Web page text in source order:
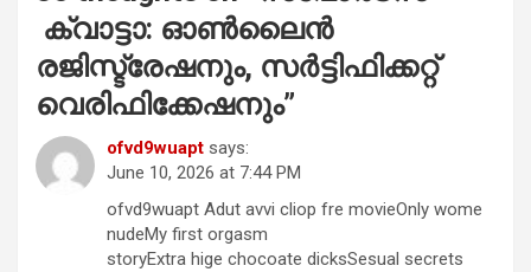
ക്വാട്ടാ: ഓൺലൈൻ
രജിസ്ട്രേഷനും, സർട്ടിഫിക്കറ്റ്
വെരിഫിക്കേഷനും”
ofvd9wuapt says:
June 10, 2026 at 7:44 PM
ofvd9wuapt Adut avvi cliop fre movieOnly wome
nudeMy first orgasm
storyExtra hige chocoate dicksSesual secrets